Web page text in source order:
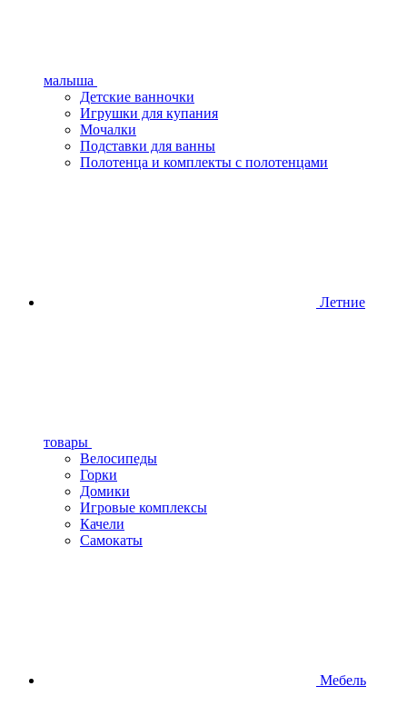
малыша
Детские ванночки
Игрушки для купания
Мочалки
Подставки для ванны
Полотенца и комплекты с полотенцами
Летние
товары
Велосипеды
Горки
Домики
Игровые комплексы
Качели
Самокаты
Мебель